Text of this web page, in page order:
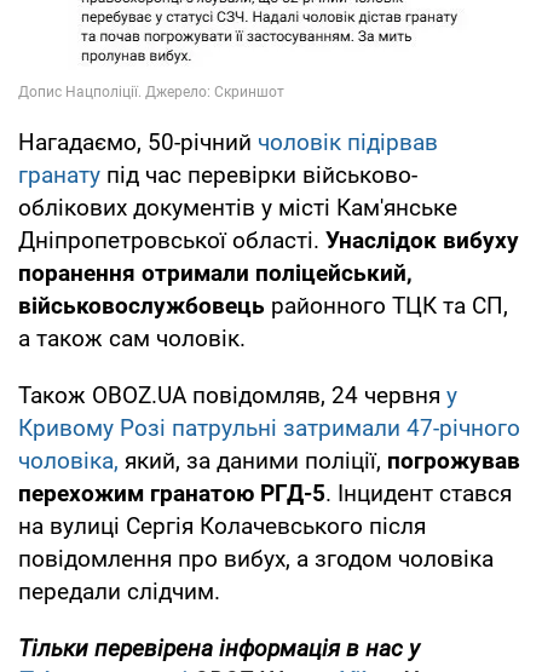
Нагадаємо, 50-річний чоловік підірвав
гранату під час перевірки військово-
облікових документів у місті Кам'янське
Дніпропетровської області. Унаслідок вибуху
поранення отримали поліцейський,
військовослужбовець районного ТЦК та СП,
а також сам чоловік.
Також OBOZ.UA повідомляв, 24 червня у
Кривому Розі патрульні затримали 47-річного
чоловіка, який, за даними поліції, погрожував
перехожим гранатою РГД-5. Інцидент стався
на вулиці Сергія Колачевського після
повідомлення про вибух, а згодом чоловіка
передали слідчим.
Тільки перевірена інформація в нас у